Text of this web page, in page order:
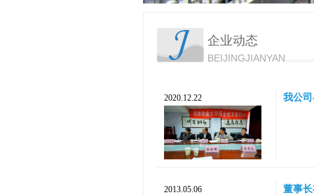
企业动态
BEIJINGJIANYAN
2020.12.22 我公
2013.05.06 董事